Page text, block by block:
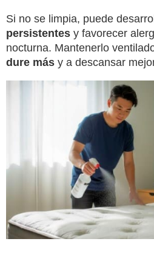
Si no se limpia, puede
persistentes y favorecer
nocturna. Mantenerlo
dure más y a descansar